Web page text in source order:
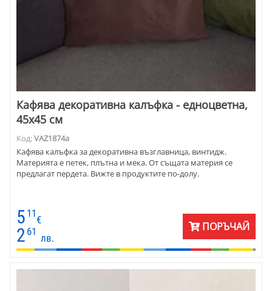
Кафява декоративна калъфка - едноцветна,
45х45 см
Код:VAZ1874a
Кафява калъфка за декоративна възглавница, винтидж.
Материята е петек, плътна и мека. От същата материя се
предлагат пердета. Вижте в продуктите по-долу.
5 11
€
2 61
лв.
ПОРЪЧАЙ